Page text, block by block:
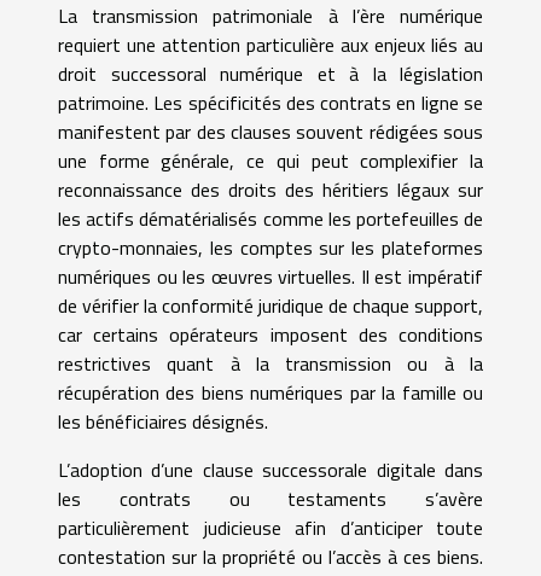
La transmission patrimoniale à l’ère numérique
requiert une attention particulière aux enjeux liés au
droit successoral numérique et à la législation
patrimoine. Les spécificités des contrats en ligne se
manifestent par des clauses souvent rédigées sous
une forme générale, ce qui peut complexifier la
reconnaissance des droits des héritiers légaux sur
les actifs dématérialisés comme les portefeuilles de
crypto-monnaies, les comptes sur les plateformes
numériques ou les œuvres virtuelles. Il est impératif
de vérifier la conformité juridique de chaque support,
car certains opérateurs imposent des conditions
restrictives quant à la transmission ou à la
récupération des biens numériques par la famille ou
les bénéficiaires désignés.
L’adoption d’une clause successorale digitale dans
les contrats ou testaments s’avère
particulièrement judicieuse afin d’anticiper toute
contestation sur la propriété ou l’accès à ces biens.